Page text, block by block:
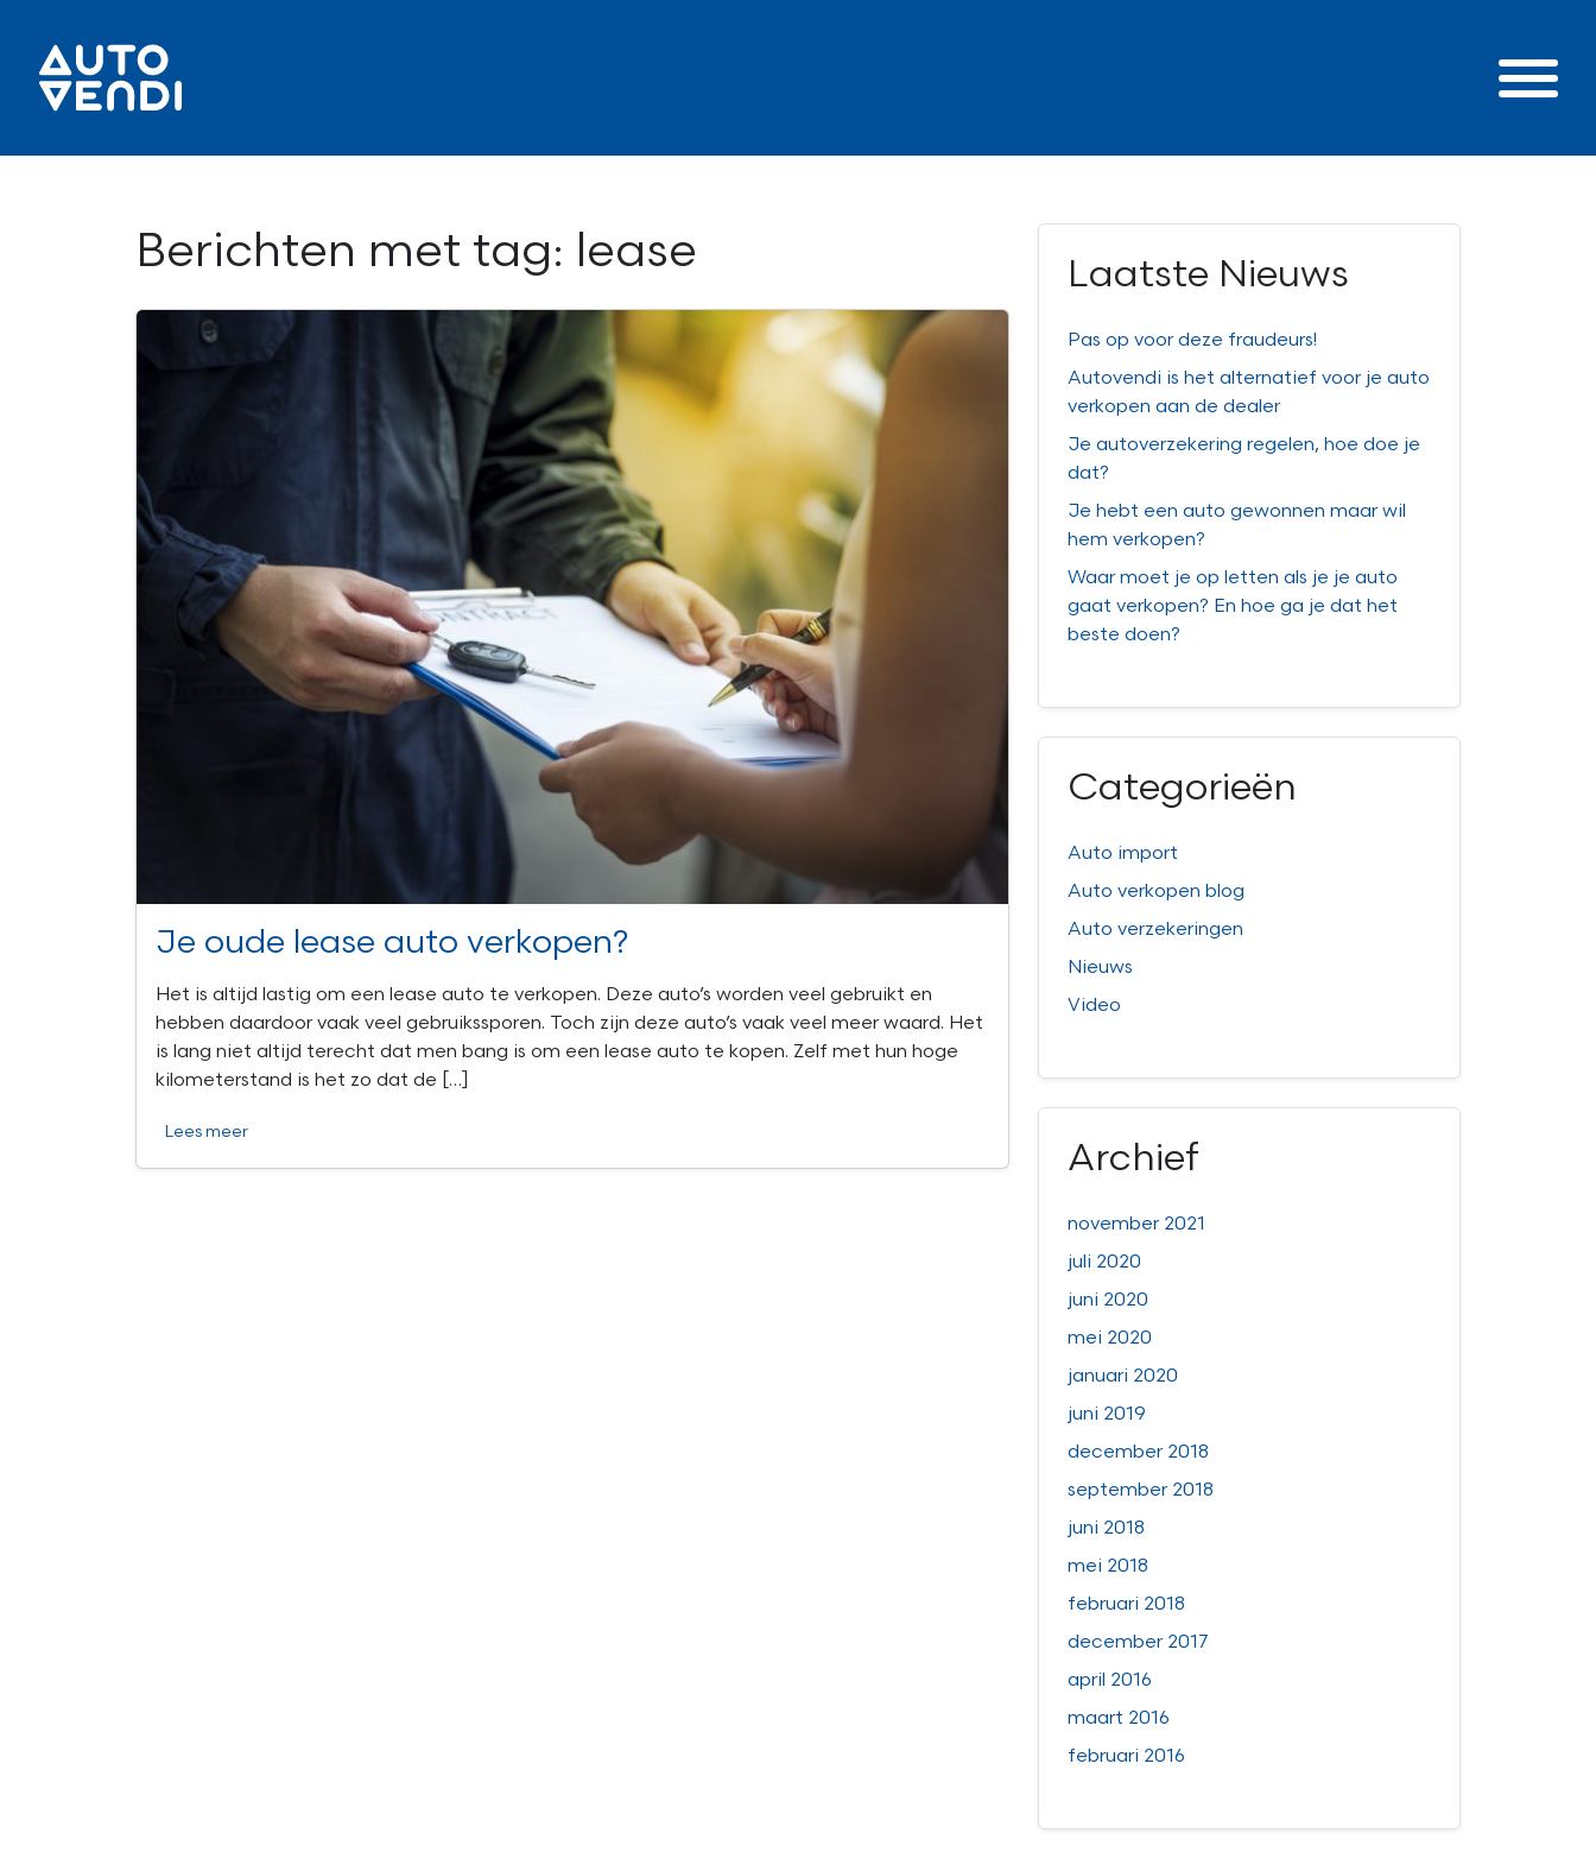
Berichten met tag: lease
Je oude lease auto verkopen?
Het is altijd lastig om een lease auto te verkopen. Deze auto’s worden veel gebruikt en
hebben daardoor vaak veel gebruikssporen. Toch zijn deze auto’s vaak veel meer waard. Het
is lang niet altijd terecht dat men bang is om een lease auto te kopen. Zelf met hun hoge
kilometerstand is het zo dat de […]
Lees meer
Laatste Nieuws
Pas op voor deze fraudeurs!
Autovendi is het alternatief voor je auto
verkopen aan de dealer
Je autoverzekering regelen, hoe doe je
dat?
Je hebt een auto gewonnen maar wil
hem verkopen?
Waar moet je op letten als je je auto
gaat verkopen? En hoe ga je dat het
beste doen?
Categorieën
Auto import
Auto verkopen blog
Auto verzekeringen
Nieuws
Video
Archief
november 2021
juli 2020
juni 2020
mei 2020
januari 2020
juni 2019
december 2018
september 2018
juni 2018
mei 2018
februari 2018
december 2017
april 2016
maart 2016
februari 2016